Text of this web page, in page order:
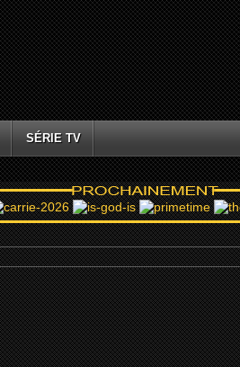
SÉRIE TV